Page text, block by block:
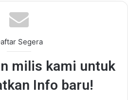
Segera
milis kami untuk
Info baru!